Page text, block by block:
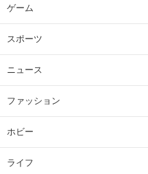
ゲーム
スポーツ
ニュース
ファッション
ホビー
ライフ